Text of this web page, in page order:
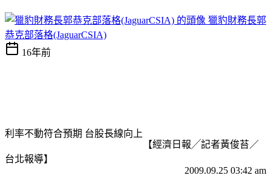
獵豹財務長郭
恭克部落格(JaguarCSIA)
16年前
利率不動符合預期 台股長線向上
【經濟日報╱記者黃俊苔／
台北報導】
2009.09.25 03:42 am